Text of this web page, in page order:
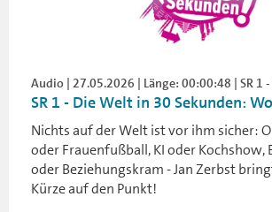
Audio | 27.05.2026 | Länge: 00:00:48 | SR 1 -
SR 1 - Die Welt in 30 Sekunden:
Nichts auf der Welt ist vor ihm sicher:
oder Frauenfußball, KI oder Kochshow,
oder Beziehungskram - Jan Zerbst
Kürze auf den Punkt!